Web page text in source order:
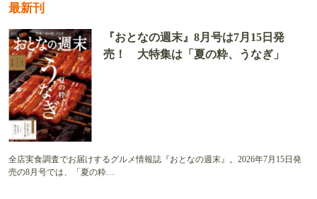
最新刊
『おとなの週末』8月号は7月15日発
売！ 大特集は「夏の粋、うなぎ」
全店実食調査でお届けするグルメ情報誌『おとなの週末』。2026年7月15日発
売の8月号では、「夏の粋…